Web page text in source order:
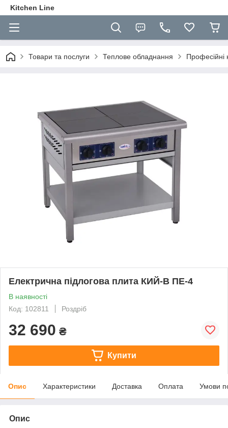
Kitchen Line
Товари та послуги Теплове обладнання Професійні
Електрична підлогова плита КИЙ-В ПЕ-4
В наявності
Код: 102811
Роздріб
32 690 ₴
Купити
Опис Характеристики Доставка Оплата Умови
Опис